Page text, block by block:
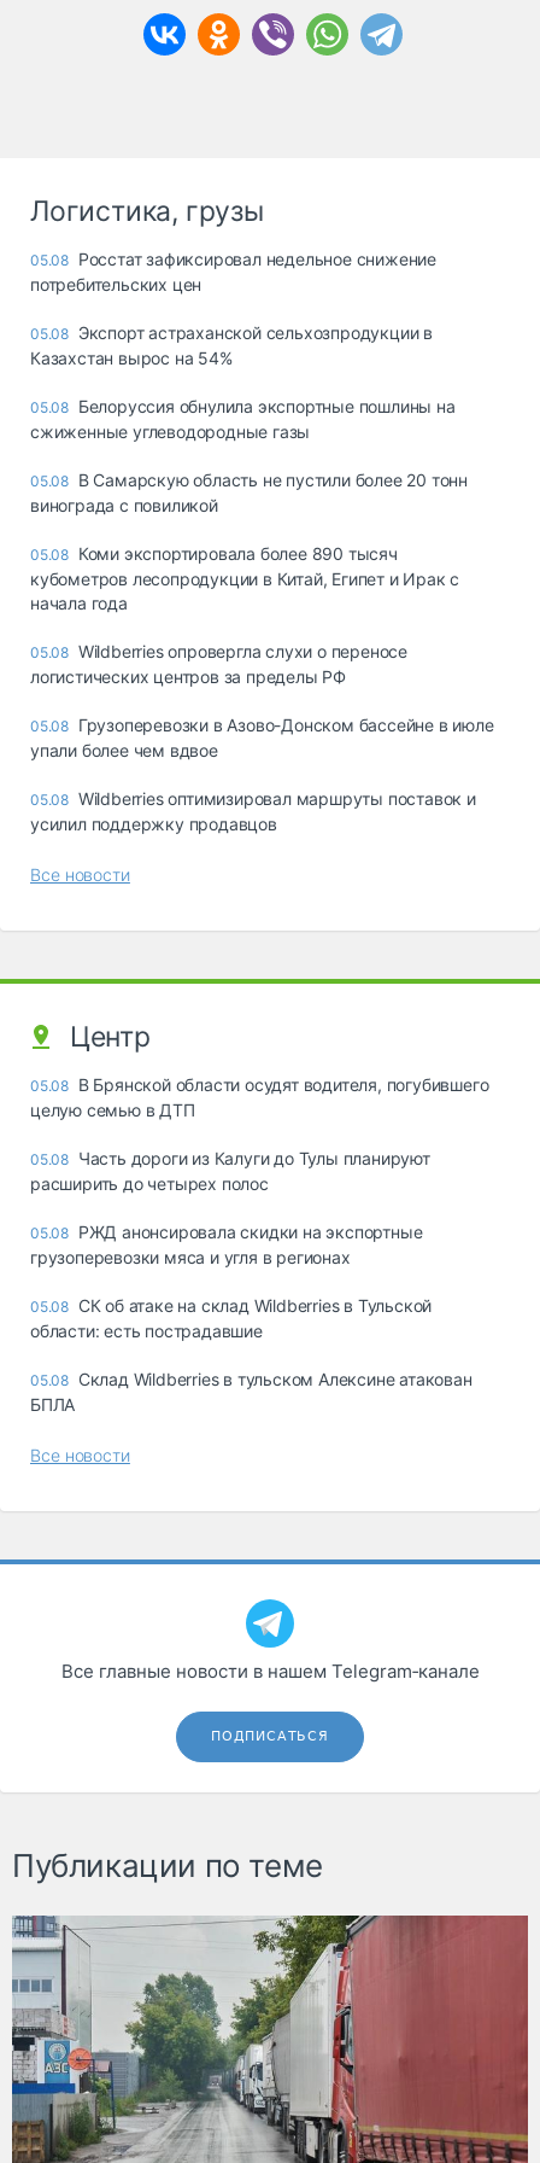
Логистика, грузы
05.08 Росстат зафиксировал недельное снижение
потребительских цен
05.08 Экспорт астраханской сельхозпродукции в
Казахстан вырос на 54%
05.08 Белоруссия обнулила экспортные пошлины на
сжиженные углеводородные газы
05.08 В Самарскую область не пустили более 20 тонн
винограда с повиликой
05.08 Коми экспортировала более 890 тысяч
кубометров лесопродукции в Китай, Египет и Ирак с
начала года
05.08 Wildberries опровергла слухи о переносе
логистических центров за пределы РФ
05.08 Грузоперевозки в Азово-Донском бассейне в июле
упали более чем вдвое
05.08 Wildberries оптимизировал маршруты поставок и
усилил поддержку продавцов
Все новости
Центр
05.08 В Брянской области осудят водителя, погубившего
целую семью в ДТП
05.08 Часть дороги из Калуги до Тулы планируют
расширить до четырех полос
05.08 РЖД анонсировала скидки на экспортные
грузоперевозки мяса и угля в регионах
05.08 СК об атаке на склад Wildberries в Тульской
области: есть пострадавшие
05.08 Склад Wildberries в тульском Алексине атакован
БПЛА
Все новости
Все главные новости в нашем Telegram‑канале
ПОДПИСАТЬСЯ
Публикации по теме